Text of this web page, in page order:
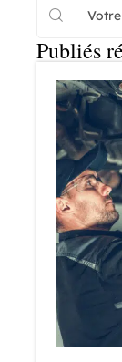
Publiés